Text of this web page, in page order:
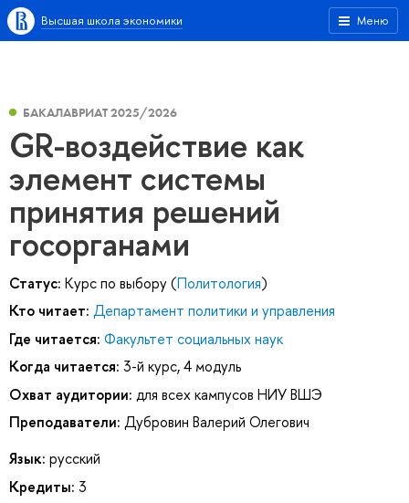
Меню
Высшая школа экономики
БАКАЛАВРИАТ 2025/2026
GR-воздействие как
элемент системы
принятия решений
госорганами
Статус: Курс по выбору (Политология)
Кто читает: Департамент политики и управления
Где читается: Факультет социальных наук
Когда читается: 3-й курс, 4 модуль
Охват аудитории: для всех кампусов НИУ ВШЭ
Преподаватели: Дубровин Валерий Олегович
Язык: русский
Кредиты: 3